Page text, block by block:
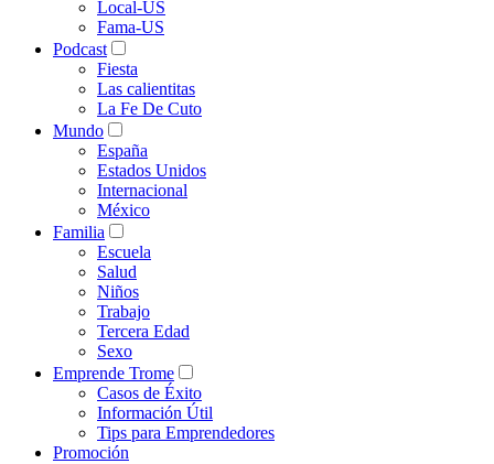
Local-US
Fama-US
Podcast
Fiesta
Las calientitas
La Fe De Cuto
Mundo
España
Estados Unidos
Internacional
México
Familia
Escuela
Salud
Niños
Trabajo
Tercera Edad
Sexo
Emprende Trome
Casos de Éxito
Información Útil
Tips para Emprendedores
Promoción